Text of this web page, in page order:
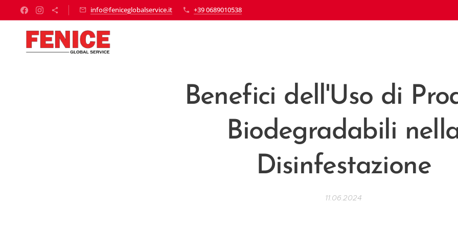
info@feniceglobalservice.it +39 0689010538
Benefici dell'Uso di
Biodegradabili
Disinfestazione
11.06.2024